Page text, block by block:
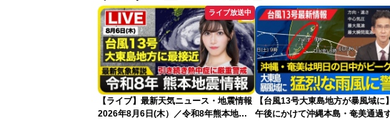
ライブ放送中
【ライブ】最新天気ニュース・地震情報
2026年8月6日(木）／令和8年熊本地震
【台風13号大東島地方が暴風域に
午後にかけて沖縄本島・奄美通過